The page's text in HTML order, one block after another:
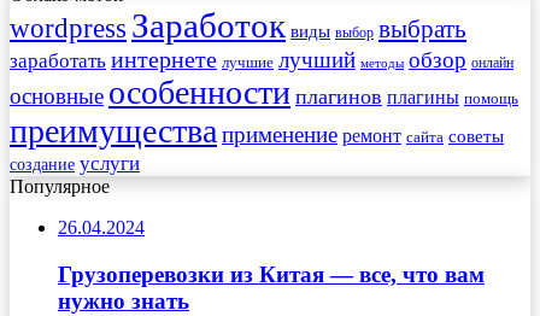
wordpress Заработок виды выбор выбрать
заработать интернете лучшие лучший методы обзор онлайн
основные особенности плагинов плагины помощь
преимущества применение ремонт сайта советы
создание услуги
Популярное
26.04.2024
Грузоперевозки из Китая — все, что вам
нужно знать